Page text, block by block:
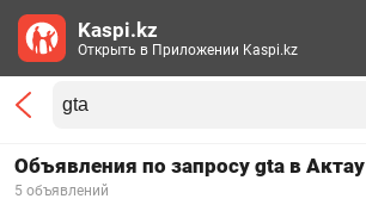
Объявления по запросу gta в Актау
5 объявлений
Kaspi.kz
Открыть в Приложении Kaspi.kz